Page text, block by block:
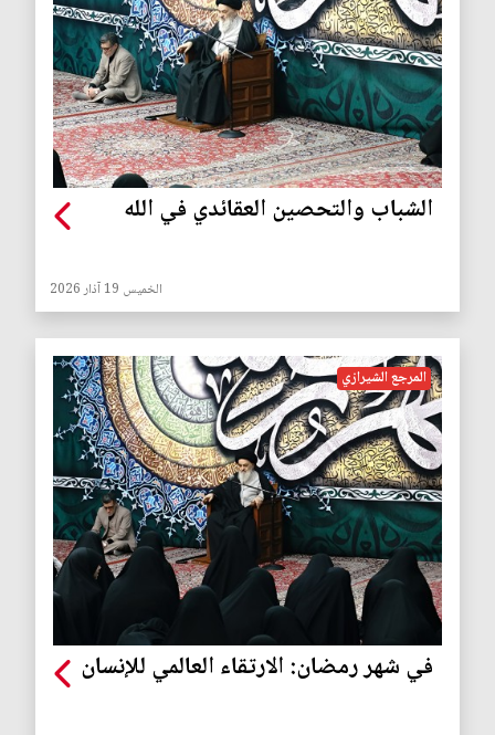
الشباب والتحصين العقائدي في الله
الخميس 19 آذار 2026
المرجع الشيرازي
في شهر رمضان: الارتقاء العالمي للإنسان